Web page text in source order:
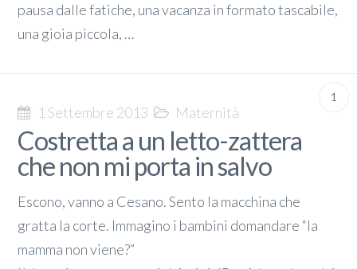
pausa dalle fatiche, una vacanza in formato tascabile,
una gioia piccola, …
1
1 Settembre 2013 Maternità
Costretta a un letto-zattera
che non mi porta in salvo
Escono, vanno a Cesano. Sento la macchina che
gratta la corte. Immagino i bambini domandare “la
mamma non viene?”